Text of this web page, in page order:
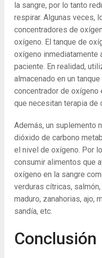
la sangre, por lo tanto
respirar. Algunas veces,
concentradores de
oxígeno. El tanque de
oxígeno inmediatamente
paciente. En realidad,
almacenado en un
concentrador de
que necesitan terapia de
Además, un suplemento
dióxido de carbono
el nivel de oxígeno. Por
consumir alimentos que
oxígeno en la sangre
verduras cítricas,
maduro, zanahorias, ajo,
sandía, etc.
Conclusión